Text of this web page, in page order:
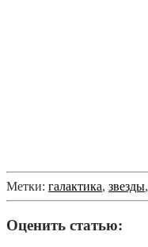
Метки: галактика, звезды,
Оценить статью: